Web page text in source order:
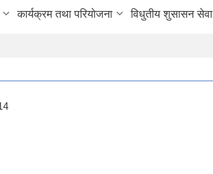
कार्यक्रम तथा परियोजना विधुतीय शुसासन सेवा